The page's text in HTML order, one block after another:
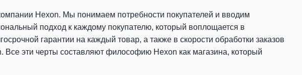
Hexon. Мы понимаем потребности покупателей и вводим
подход к каждому покупателю, который воплощается в
гарантии на каждый товар, а также в скорости обработки заказов
Все эти черты составляют философию Hexon как магазина, который